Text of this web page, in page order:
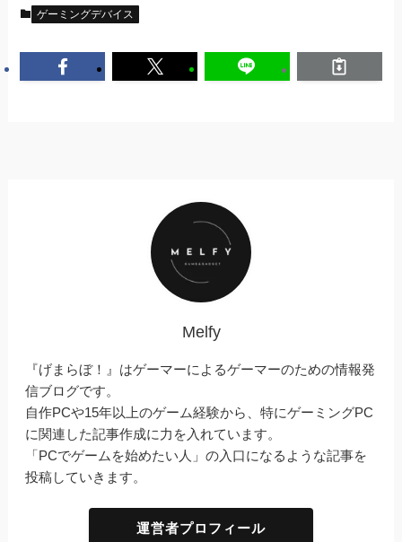
ゲーミングデバイス
Melfy
『げまらぼ！』はゲーマーによるゲーマーのための情報発
信ブログです。
自作PCや15年以上のゲーム経験から、特にゲーミングPC
に関連した記事作成に力を入れています。
「PCでゲームを始めたい人」の入口になるような記事を
投稿していきます。
運営者プロフィール